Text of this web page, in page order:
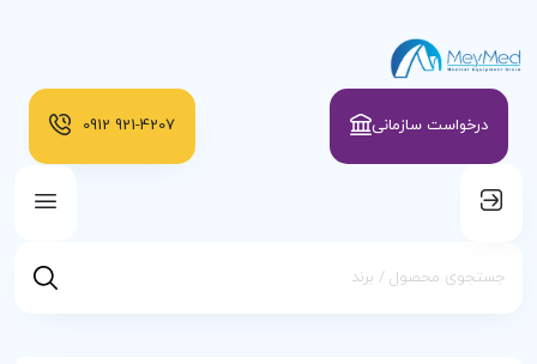
درخواست سازمانی 921-4207
0912